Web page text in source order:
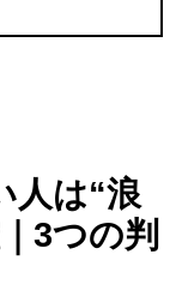
人は“浪
3つの判